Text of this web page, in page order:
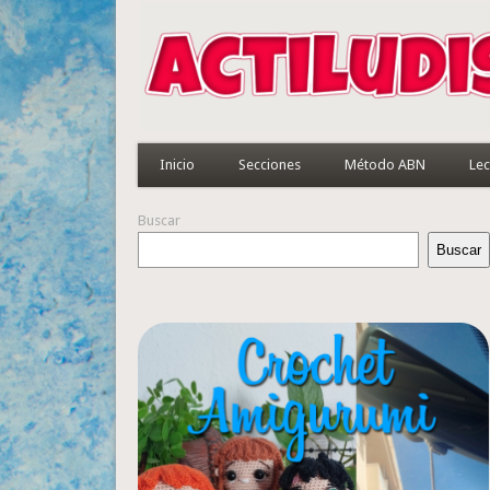
Inicio Secciones Método ABN
Buscar
Buscar